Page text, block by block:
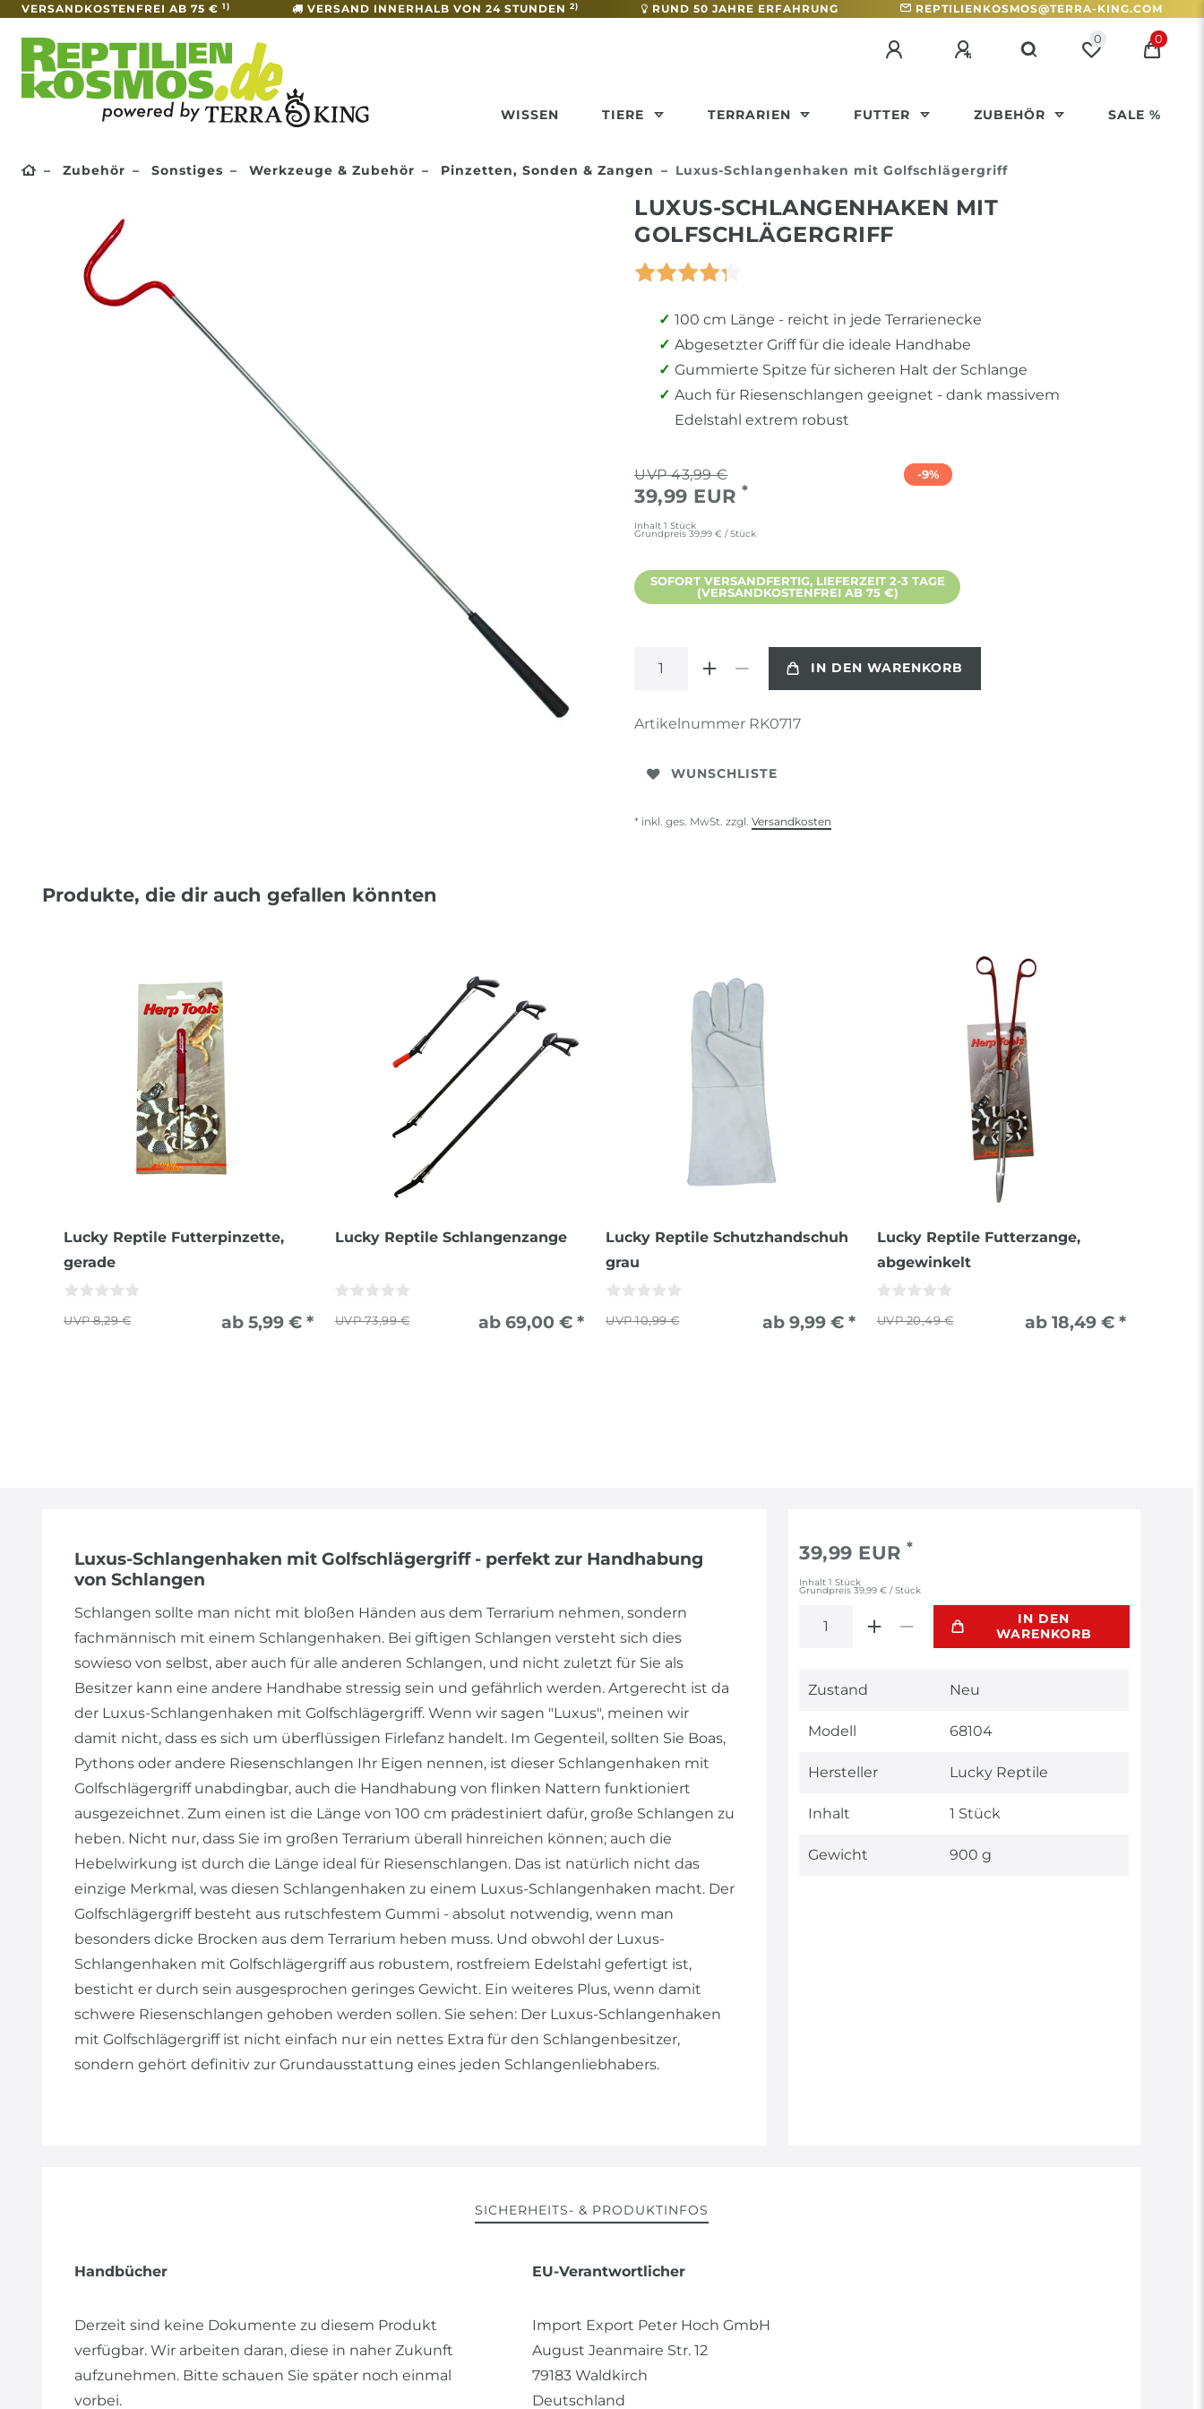
VERSANDKOSTENFREI AB 75 € 1) VERSAND INNERHALB VON 24 STUNDEN 2) RUND 50 JAHRE ERFAHRUNG REPTILIENKOSMOS@TERRA-KING.COM
0 0
WISSEN TIERE TERRARIEN FUTTER ZUBEHÖR SALE %
Zubehör Sonstiges Werkzeuge & Zubehör Pinzetten, Sonden & Zangen Luxus-Schlangenhaken mit Golfschlägergriff
LUXUS-SCHLANGENHAKEN MIT
GOLFSCHLÄGERGRIFF
100 cm Länge - reicht in jede Terrarienecke
Abgesetzter Griff für die ideale Handhabe
Gummierte Spitze für sicheren Halt der Schlange
Auch für Riesenschlangen geeignet - dank massivem
Edelstahl extrem robust
43,99 €
39,99 EUR *
Inhalt 1 Stück
Grundpreis 39,99 € / Stück
-9%
SOFORT VERSANDFERTIG, LIEFERZEIT 2-3 TAGE
(VERSANDKOSTENFREI AB 75 €)
IN DEN WARENKORB
Artikelnummer RK0717
WUNSCHLISTE
* inkl. ges. MwSt. zzgl. Versandkosten
Produkte, die dir auch gefallen könnten
Lucky Reptile Futterpinzette,
gerade
8,29 € ab 5,99 € *
Lucky Reptile Schlangenzange
73,99 € ab 69,00 € *
Lucky Reptile Schutzhandschuh
grau
10,99 € ab 9,99 € *
Lucky Reptile Futterzange,
abgewinkelt
20,49 € ab 18,49 € *
Luxus-Schlangenhaken mit Golfschlägergriff - perfekt zur Handhabung
von Schlangen
Schlangen sollte man nicht mit bloßen Händen aus dem Terrarium nehmen, sondern
fachmännisch mit einem Schlangenhaken. Bei giftigen Schlangen versteht sich dies
sowieso von selbst, aber auch für alle anderen Schlangen, und nicht zuletzt für Sie als
Besitzer kann eine andere Handhabe stressig sein und gefährlich werden. Artgerecht ist da
der Luxus-Schlangenhaken mit Golfschlägergriff. Wenn wir sagen "Luxus", meinen wir
damit nicht, dass es sich um überflüssigen Firlefanz handelt. Im Gegenteil, sollten Sie Boas,
Pythons oder andere Riesenschlangen Ihr Eigen nennen, ist dieser Schlangenhaken mit
Golfschlägergriff unabdingbar, auch die Handhabung von flinken Nattern funktioniert
ausgezeichnet. Zum einen ist die Länge von 100 cm prädestiniert dafür, große Schlangen zu
heben. Nicht nur, dass Sie im großen Terrarium überall hinreichen können; auch die
Hebelwirkung ist durch die Länge ideal für Riesenschlangen. Das ist natürlich nicht das
einzige Merkmal, was diesen Schlangenhaken zu einem Luxus-Schlangenhaken macht. Der
Golfschlägergriff besteht aus rutschfestem Gummi - absolut notwendig, wenn man
besonders dicke Brocken aus dem Terrarium heben muss. Und obwohl der Luxus-
Schlangenhaken mit Golfschlägergriff aus robustem, rostfreiem Edelstahl gefertigt ist,
besticht er durch sein ausgesprochen geringes Gewicht. Ein weiteres Plus, wenn damit
schwere Riesenschlangen gehoben werden sollen. Sie sehen: Der Luxus-Schlangenhaken
mit Golfschlägergriff ist nicht einfach nur ein nettes Extra für den Schlangenbesitzer,
sondern gehört definitiv zur Grundausstattung eines jeden Schlangenliebhabers.
39,99 EUR*
Inhalt1Stück
Grundpreis39,99 € / Stück
IN DEN
WARENKORB
Technisches
Wert
Zustand Neu
Modell 68104
Hersteller Lucky Reptile
Inhalt 1 Stück
Gewicht 900 g
SICHERHEITS- & PRODUKTINFOS
Handbücher
Derzeit sind keine Dokumente zu diesem Produkt
verfügbar. Wir arbeiten daran, diese in naher Zukunft
aufzunehmen. Bitte schauen Sie später noch einmal
vorbei.
EU-Verantwortlicher
Import Export Peter Hoch GmbH
August Jeanmaire Str. 12
79183 Waldkirch
Deutschland